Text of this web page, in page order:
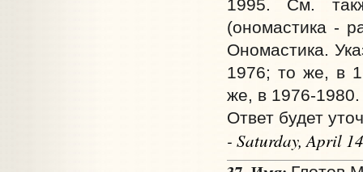
1995. См.
(ономастика -
Ономастика.
1976; то же, в
же, в 1976-
Ответ будет
- Saturday, April